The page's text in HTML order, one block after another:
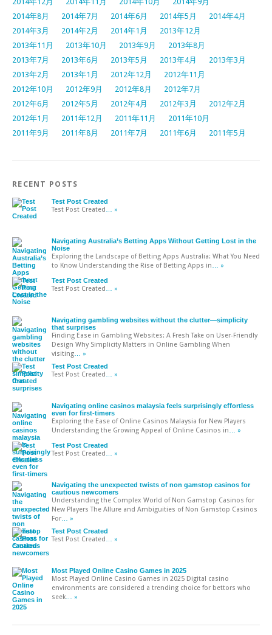
2014年8月
2014年7月 2014年6月 2014年5月
2014年4月
2014年3月
2014年2月 2014年1月
2013年12月
2013年11月
2013年10月 2013年9月
2013年8月
2013年7月
2013年6月 2013年5月 2013年4月
2013年3月
2013年2月
2013年1月 2012年12月
2012年11月
2012年10月
2012年9月 2012年8月
2012年7月
2012年6月
2012年5月 2012年4月 2012年3月
2012年2月
2012年1月
2011年12月 2011年11月
2011年10月
2011年9月
2011年8月 2011年7月 2011年6月 2011年5月
RECENT POSTS
Test Post Created
Test Post Created … »
Navigating Australia’s Betting Apps Without Getting Lost in the
Noise
Exploring the Landscape of Betting Apps Australia: What You Need
to Know Understanding the Rise of Betting Apps in … »
Test Post Created
Test Post Created … »
Navigating gambling websites without the clutter—simplicity
that surprises
Finding Ease in Gambling Websites: A Fresh Take on User-Friendly
Design Why Simplicity Matters in Online Gambling When
visiting … »
Test Post Created
Test Post Created … »
Navigating online casinos malaysia feels surprisingly effortless
even for first-timers
Exploring the Ease of Online Casinos Malaysia for New Players
Understanding the Growing Appeal of Online Casinos in … »
Test Post Created
Test Post Created … »
Navigating the unexpected twists of non gamstop casinos for
cautious newcomers
Understanding the Complex World of Non Gamstop Casinos for
New Players The Allure and Ambiguities of Non Gamstop Casinos
For … »
Test Post Created
Test Post Created … »
Most Played Online Casino Games in 2025
Most Played Online Casino Games in 2025 Digital casino
environments are considered a trending choice for bettors who
seek … »